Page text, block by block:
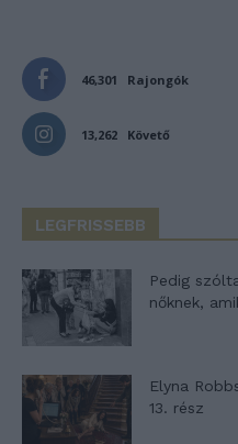
46,301 Rajongók
13,262 Követő
LEGFRISSEBB
Pedig
nőknek,
Elyna
13. rész